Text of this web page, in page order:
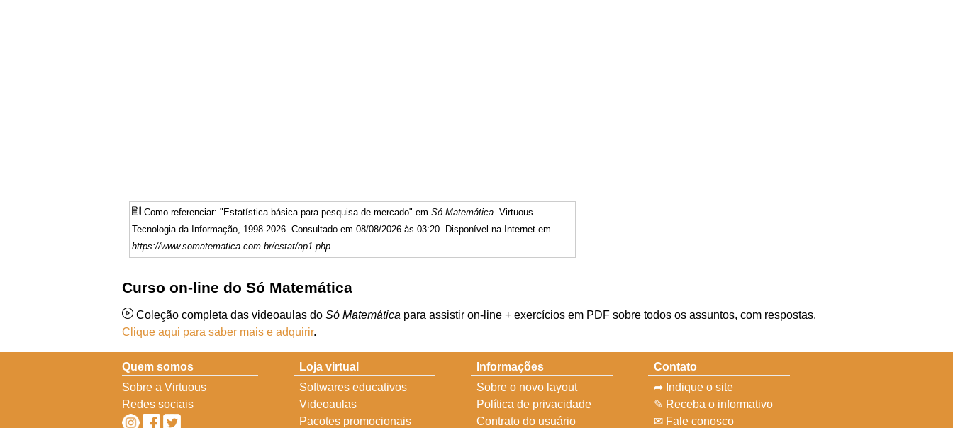
Como referenciar: "Estatística básica para pesquisa de mercado" em Só Matemática . Virtuous
Tecnologia da Informação, 1998-2026. Consultado em 08/08/2026 às 03:20. Disponível na Internet em
https://www.somatematica.com.br/estat/ap1.php
Curso on-line do Só Matemática
Coleção completa das videoaulas do Só Matemática para assistir on-line + exercícios em PDF sobre todos os assuntos, com respostas.
Clique aqui para saber mais e adquirir.
Quem somos
Sobre a Virtuous
Redes sociais
Loja virtual
Softwares educativos
Videoaulas
Pacotes promocionais
Informações
Sobre o novo layout
Política de privacidade
Contrato do usuário
Contato
➦ Indique o site
✎ Receba o informativo
✉ Fale conosco